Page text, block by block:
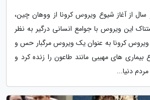
از آغاز شیوع ویروس کرونا از ووهان چین،
این ویروس با جوامع انسانی درگیر به نظر
کرونا به عنوان یک ویروس مرگبار حس و
های مهیبی مانند طاعون را زنده کرد و
مردم دنیا...